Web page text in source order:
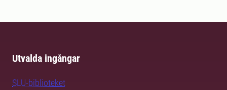
Utvalda ingångar
SLU-biblioteket